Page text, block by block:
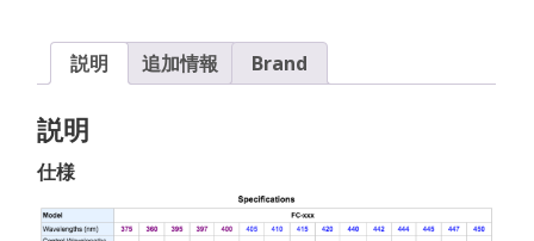
説明 追加情報 Brand
説明
仕様